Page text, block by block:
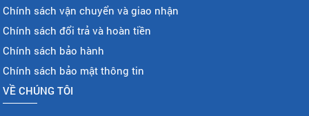
Chính sách vận chuyển và giao nhận
Chính sách đổi trả và hoàn tiền
Chính sách bảo hành
Chính sách bảo mật thông tin
VỀ CHÚNG TÔI